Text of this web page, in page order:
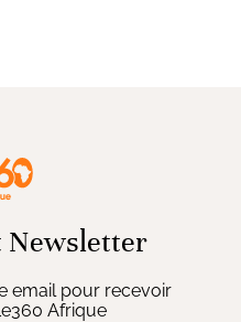
Newsletter
email pour recevoir
Afrique